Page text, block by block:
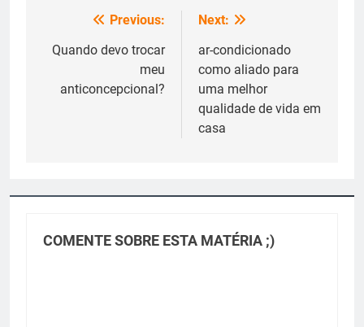
Navegação
de
Post
Previous:
Quando devo trocar
meu
anticoncepcional?
Next:
ar-condicionado
como aliado para
uma melhor
qualidade de vida em
casa
COMENTE SOBRE ESTA MATÉRIA ;)